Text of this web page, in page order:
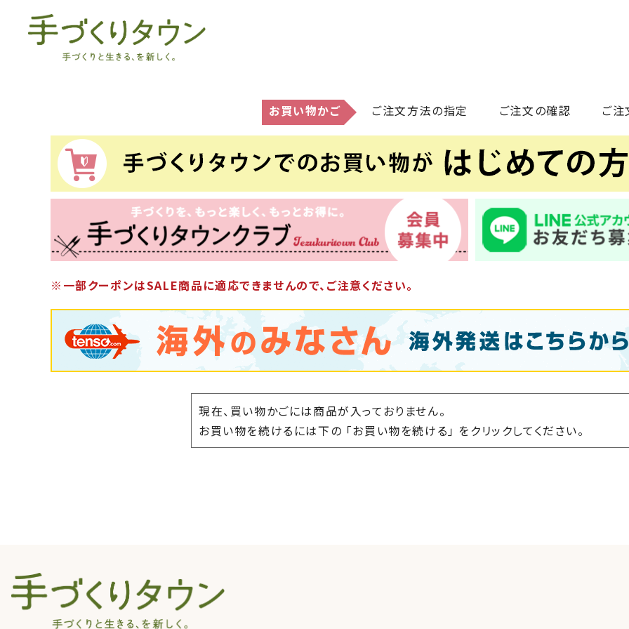
お買い物かご ご注文方法の指定 ご注文の確認 ご
※一部クーポンはSALE商品に適応できませんので、ご注意ください。
現在、買い物かごには商品が入っておりません。
お買い物を続けるには下の 「お買い物を続ける」 をクリックしてください。